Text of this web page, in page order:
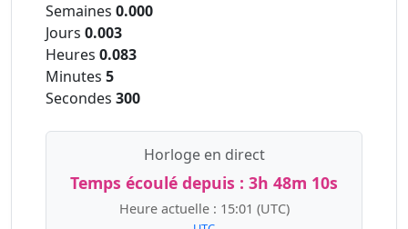
Semaines 0.000
Jours 0.003
Heures 0.083
Minutes 5
Secondes 300
Horloge en direct
Temps écoulé depuis : 3h 48m 11s
Heure actuelle : 15:01 (UTC)